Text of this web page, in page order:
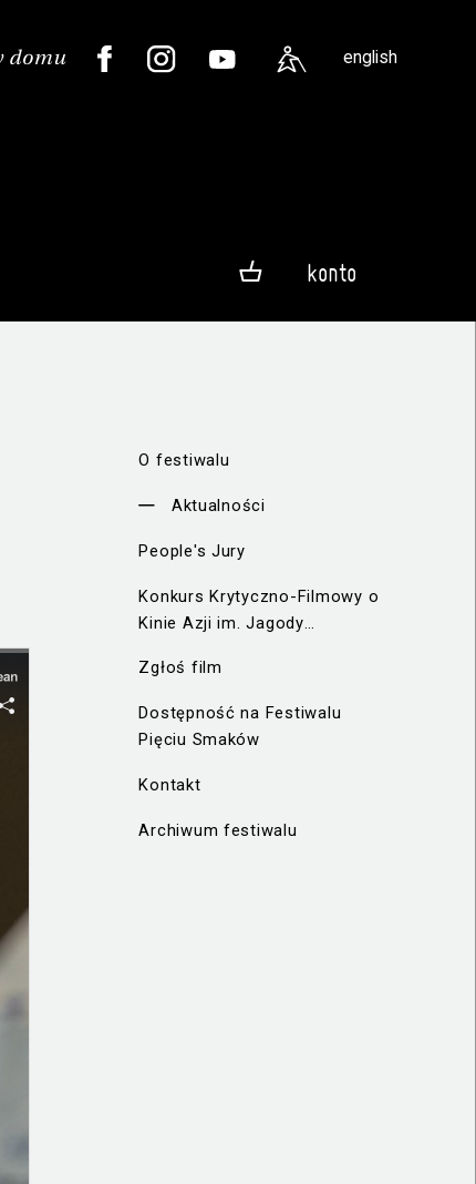
english
konto
O festiwalu
Aktualności
People's Jury
Konkurs Krytyczno-Filmowy o
Kinie Azji im. Jagody
Zgłoś film
Dostępność na Festiwalu
Pięciu Smaków
Kontakt
Archiwum festiwalu